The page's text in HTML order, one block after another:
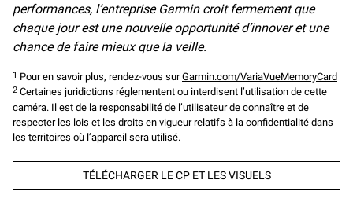
performances, l’entreprise Garmin croit fermement que
chaque jour est une nouvelle opportunité d’innover et une
chance de faire mieux que la veille.
1 Pour en savoir plus, rendez-vous surGarmin.com/VariaVueMemoryCard
2 Certaines juridictions réglementent ou interdisent l’utilisation de cette
caméra. Il est de la responsabilité de l’utilisateur de connaître et de
respecter les lois et les droits en vigueur relatifs à la confidentialité dans
les territoires où l’appareil sera utilisé.
TÉLÉCHARGER LE CP ET LES VISUELS